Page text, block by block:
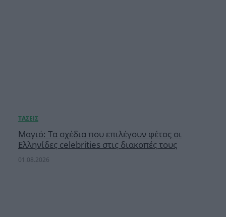
Μαγιό: Τα σχέδια που επιλέγουν φέτος οι
Ελληνίδες celebrities στις διακοπές τους
01.08.2026